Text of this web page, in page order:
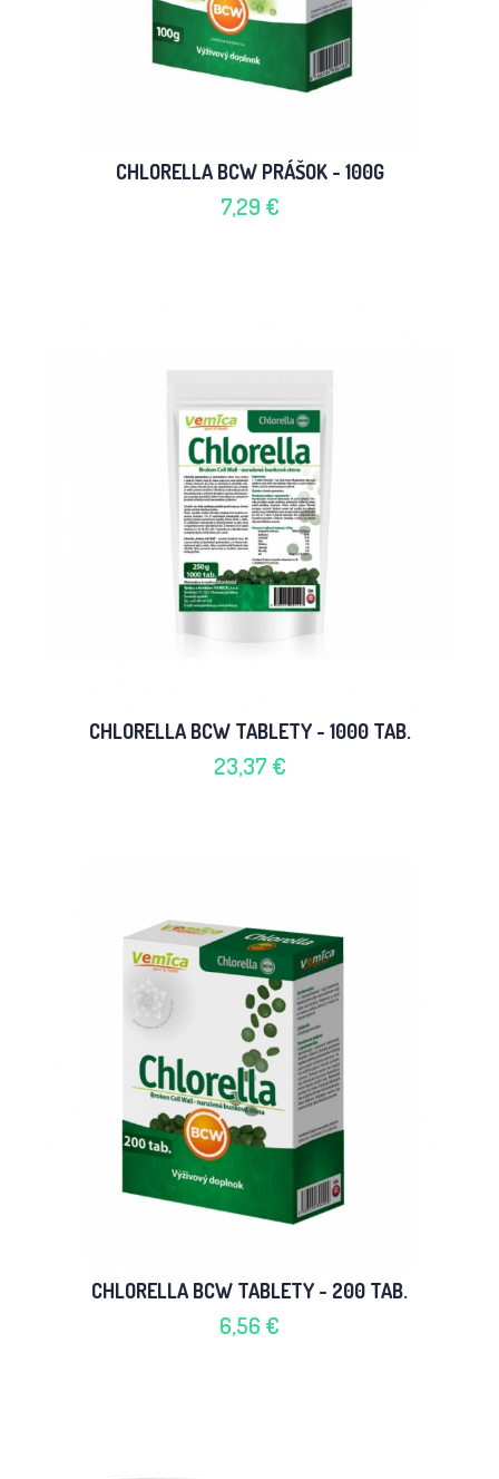
CHLORELLA BCW PRÁŠOK - 100G
7,29 €
CHLORELLA BCW TABLETY - 1000 TAB.
23,37 €
CHLORELLA BCW TABLETY - 200 TAB.
6,56 €